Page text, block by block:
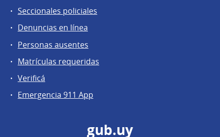
Seccionales policiales
Denuncias en línea
Personas ausentes
Matrículas requeridas
Verificá
Emergencia 911 App
gub.uy